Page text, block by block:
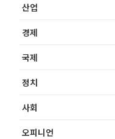
산업
경제
국제
정치
사회
오피니언